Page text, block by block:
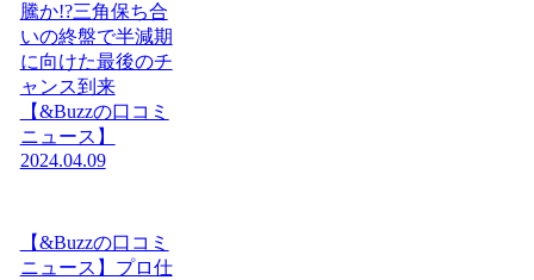
騰か!?三角保ち合
いの終盤で半減期
に向けた最後のチ
ャンス到来
【&Buzzの口コミ
ニュース】
2024.04.09
【&Buzzの口コミ
ニュース】プロ仕